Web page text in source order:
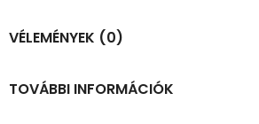
VÉLEMÉNYEK (0)
TOVÁBBI INFORMÁCIÓK